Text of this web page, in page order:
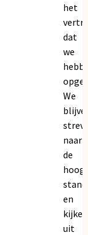
het
dat
we
We
naar
de
en
kijken
uit